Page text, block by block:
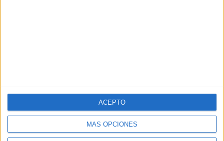
MÁS OPCIONES
ACEPTO